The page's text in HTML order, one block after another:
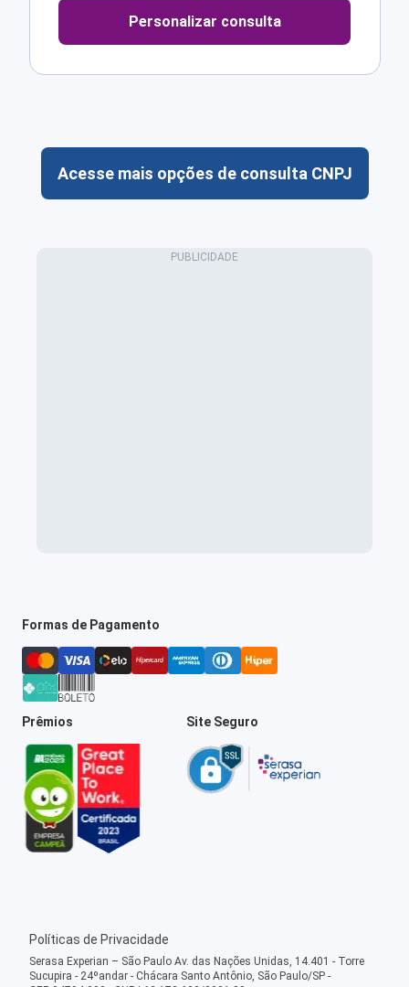
Personalizar consulta
Acesse mais opções de consulta CNPJ
Formas de Pagamento
Prêmios Site Seguro
Políticas de Privacidade
Serasa Experian – São Paulo Av. das Nações Unidas, 14.401 - Torre
Sucupira - 24ºandar - Chácara Santo Antônio, São Paulo/SP -